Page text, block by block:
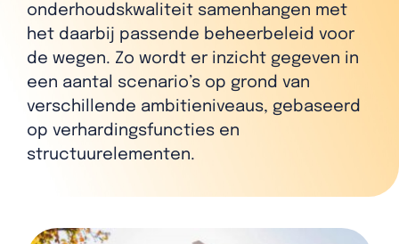
onderhoudskwaliteit samenhangen met
het daarbij passende beheerbeleid voor
de wegen. Zo wordt er inzicht gegeven in
een aantal scenario’s op grond van
verschillende ambitieniveaus, gebaseerd
op verhardingsfuncties en
structuurelementen.